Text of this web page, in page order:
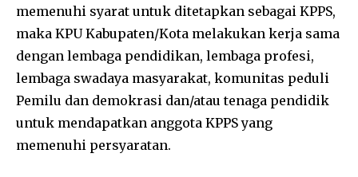
memenuhi syarat untuk ditetapkan sebagai KPPS,
maka KPU Kabupaten/Kota melakukan kerja sama
dengan lembaga pendidikan, lembaga profesi,
lembaga swadaya masyarakat, komunitas peduli
Pemilu dan demokrasi dan/atau tenaga pendidik
untuk mendapatkan anggota KPPS yang
memenuhi persyaratan.